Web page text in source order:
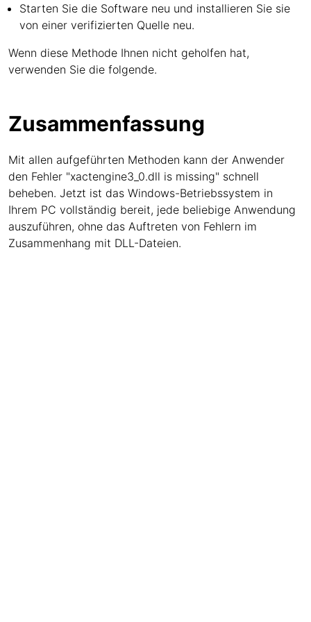
Starten Sie die Software neu und installieren Sie sie
von einer verifizierten Quelle neu.
Wenn diese Methode Ihnen nicht geholfen hat,
verwenden Sie die folgende.
Zusammenfassung
Mit allen aufgeführten Methoden kann der Anwender
den Fehler "xactengine3_0.dll is missing" schnell
beheben. Jetzt ist das Windows-Betriebssystem in
Ihrem PC vollständig bereit, jede beliebige Anwendung
auszuführen, ohne das Auftreten von Fehlern im
Zusammenhang mit DLL-Dateien.